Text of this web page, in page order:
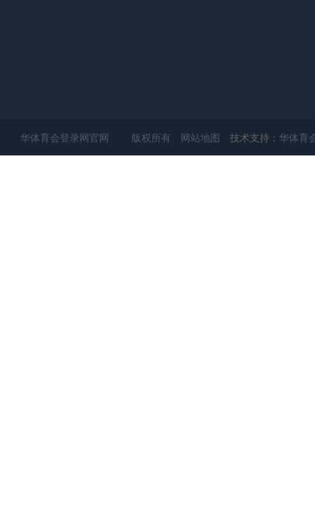
华体育会登录网官网 版权所有 网站地图 技术支持：华体育